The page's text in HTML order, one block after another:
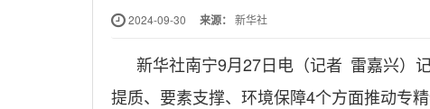
2024-09-30 来源： 新华社
新华社南宁9月27日电（记者 雷嘉兴）
提质、要素支撑、环境保障4个方面推动专